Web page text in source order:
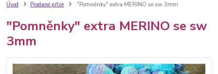
Úvod Prodané příze "Pomněnky" extra MERINO se sw 3mm
"Pomněnky" extra MERINO se sw
3mm